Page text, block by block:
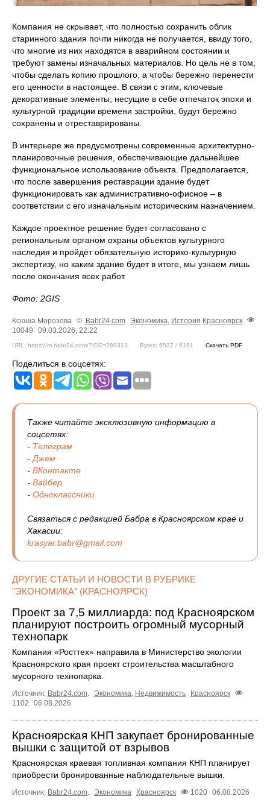
Компания не скрывает, что полностью сохранить облик
старинного здания почти никогда не получается, ввиду того,
что многие из них находятся в аварийном состоянии и
требуют замены изначальных материалов. Но цель не в том,
чтобы сделать копию прошлого, а чтобы бережно перенести
его ценности в настоящее. В связи с этим, ключевые
декоративные элементы, несущие в себе отпечаток эпохи и
культурной традиции времени застройки, будут бережно
сохранены и отреставрированы.
В интерьере же предусмотрены современные архитектурно-
планировочные решения, обеспечивающие дальнейшее
функциональное использование объекта. Предполагается,
что после завершения реставрации здание будет
функционировать как административно-офисное – в
соответствии с его изначальным историческим назначением.
Каждое проектное решение будет согласовано с
региональным органом охраны объектов культурного
наследия и пройдёт обязательную историко-культурную
экспертизу, но каким здание будет в итоге, мы узнаем лишь
после окончания всех работ.
Фото: 2GIS
Ксюша Морозова © Babr24.com Экономика История Красноярск
10049
09.03.2026, 22:22
URL: https://m.babr24.com/?IDE=289313 Bytes: 6537 / 6191 Скачать PDF
Поделиться в соцсетях:
Также читайте эксклюзивную информацию в
соцсетях:
- Телеграм
- Джем
- ВКонтакте
- Вайбер
- Одноклассники
Связаться с редакцией Бабра в Красноярском крае и
Хакасии:
krasyar.babr@gmail.com
ДРУГИЕ СТАТЬИ И НОВОСТИ В РУБРИКЕ
"ЭКОНОМИКА" (КРАСНОЯРСК)
Проект за 7,5 миллиарда: под Красноярском
планируют построить огромный мусорный
технопарк
Компания «Росттех» направила в Министерство экологии
Красноярского края проект строительства масштабного
мусорного технопарка.
Источник: Babr24.com Экономика Недвижимость
Красноярск
1102
06.08.2026
Красноярская КНП закупает бронированные
вышки с защитой от взрывов
Красноярская краевая топливная компания КНП планирует
приобрести бронированные наблюдательные вышки.
Источник: Babr24.com Экономика Красноярск 1020 06.08.2026